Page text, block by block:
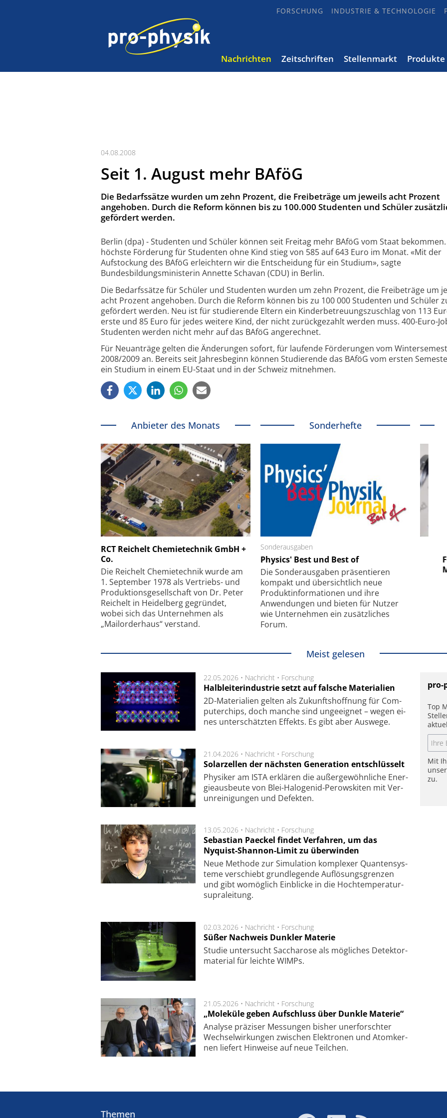
FORSCHUNG INDUSTRIE & TECHNOLOGIE
Nachrichten Zeitschriften Stellenmarkt Produkte
04.08.2008
Seit 1. August mehr BAföG
Die Bedarfssätze wurden um zehn Prozent, die Freibeträge um jeweils acht Prozent
angehoben. Durch die Reform können bis zu 100.000 Studenten und Schüler
gefördert werden.
Berlin (dpa) - Studenten und Schüler können seit Freitag mehr BAföG vom Staat
höchste Förderung für Studenten ohne Kind stieg von 585 auf 643 Euro im Monat. «Mit der
Aufstockung des BAföG erleichtern wir die Entscheidung für ein Studium», sagte
Bundesbildungsministerin Annette Schavan (CDU) in Berlin.
Die Bedarfssätze für Schüler und Studenten wurden um zehn Prozent, die Freibeträge um
acht Prozent angehoben. Durch die Reform können bis zu 100 000 Studenten und Schüler
gefördert werden. Neu ist für studierende Eltern ein Kinderbetreuungszuschlag von 113
erste und 85 Euro für jedes weitere Kind, der nicht zurückgezahlt werden muss. 400-Euro-
Studenten werden nicht mehr auf das BAföG angerechnet.
Für Neuanträge gelten die Änderungen sofort, für laufende Förderungen vom
2008/2009 an. Bereits seit Jahresbeginn können Studierende das BAföG vom ersten
ein Studium in einem EU-Staat und in der Schweiz mitnehmen.
Anbieter des Monats
RCT Reichelt Chemietechnik GmbH +
Co.
Die Reichelt Chemietechnik wurde am
1. September 1978 als Vertriebs- und
Produktionsgesellschaft von Dr. Peter
Reichelt in Heidelberg gegründet,
wobei sich das Unternehmen als
„Mailorderhaus“ verstand.
Sonderhefte
Sonderausgaben
Physics' Best und Best of
Die Sonder­ausgaben präsentieren
kompakt und übersichtlich neue
Produkt­informationen und ihre
Anwendungen und bieten für Nutzer
wie Unternehmen ein zusätzliches
Forum.
Schäfter + Kirchhoff GmbH
Feinfokussierungsmechanismus
Elektronenmikroskopie auf
kleinstem Raum
Meist gelesen
22.05.2026 • Nachricht • Forschung
Halbleiterindustrie setzt auf falsche Materialien
2D-Mate­ri­a­li­en gel­ten als Zu­kunfts­hoff­nung für Com­
pu­ter­chips, doch man­che sind un­ge­eig­net – we­gen ei­
nes un­ter­schätz­ten Ef­fekts. Es gibt aber Aus­we­ge.
21.04.2026 • Nachricht • Forschung
Solarzellen der nächsten Generation entschlüsselt
Physiker am ISTA er­klä­ren die außer­ge­wöhn­li­che Ener­
gie­aus­beu­te von Blei-Halo­ge­nid-Perows­ki­ten mit Ver­
unrei­ni­gung­en und De­fek­ten.
13.05.2026 • Nachricht • Forschung
Sebastian Paeckel findet Verfahren, um das
Nyquist-Shannon-Limit zu überwinden
Neue Methode zur Simu­la­tion kom­ple­xer Quan­ten­sys­
te­me ver­schiebt grund­le­gen­de Auf­lösungs­gren­zen
und gibt wo­mög­lich Ein­blicke in die Hoch­tempe­ra­tur­
supra­lei­tung.
02.03.2026 • Nachricht • Forschung
Süßer Nachweis Dunkler Materie
Studie unter­sucht Saccha­ro­se als mög­li­ches De­tek­tor­
ma­te­rial für leich­te WIMPs.
21.05.2026 • Nachricht • Forschung
„Moleküle geben Aufschluss über Dunkle Materie“
Analyse prä­zi­ser Mes­sung­en bis­her un­er­for­schter
Wech­sel­wir­kung­en zwi­schen Elek­tro­nen und Atom­ker­
nen lie­fert Hin­wei­se auf neue Teil­chen.
pro-
Top
Mit
zu.
Themen